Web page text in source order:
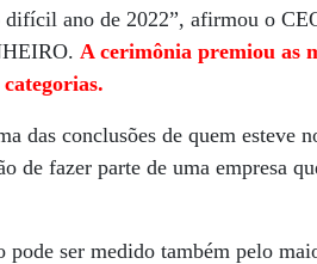
difícil ano de 2022”, afirmou o
A cerimônia premiou as
das conclusões de quem esteve
de fazer parte de uma empresa
pode ser medido também pelo